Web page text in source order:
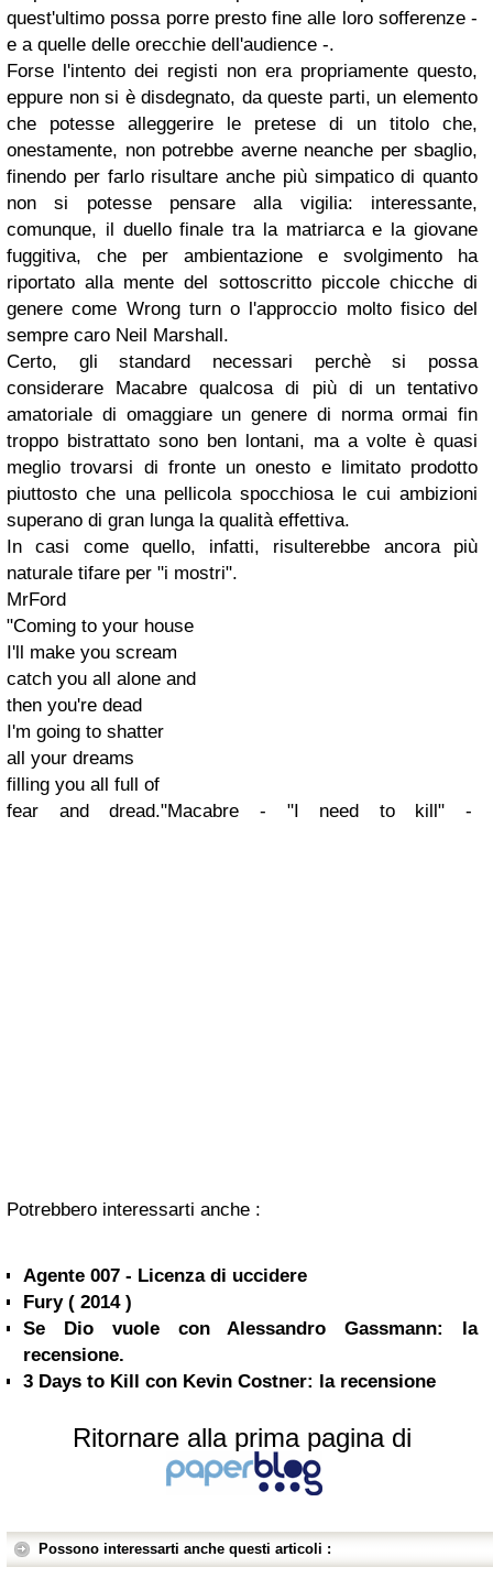
quest'ultimo possa porre presto fine alle loro sofferenze -
e a quelle delle orecchie dell'audience -.
Forse l'intento dei registi non era propriamente questo,
eppure non si è disdegnato, da queste parti, un elemento
che potesse alleggerire le pretese di un titolo che,
onestamente, non potrebbe averne neanche per sbaglio,
finendo per farlo risultare anche più simpatico di quanto
non si potesse pensare alla vigilia: interessante,
comunque, il duello finale tra la matriarca e la giovane
fuggitiva, che per ambientazione e svolgimento ha
riportato alla mente del sottoscritto piccole chicche di
genere come Wrong turn o l'approccio molto fisico del
sempre caro Neil Marshall.
Certo, gli standard necessari perchè si possa
considerare Macabre qualcosa di più di un tentativo
amatoriale di omaggiare un genere di norma ormai fin
troppo bistrattato sono ben lontani, ma a volte è quasi
meglio trovarsi di fronte un onesto e limitato prodotto
piuttosto che una pellicola spocchiosa le cui ambizioni
superano di gran lunga la qualità effettiva.
In casi come quello, infatti, risulterebbe ancora più
naturale tifare per "i mostri".
MrFord
"Coming to your house
I'll make you scream
catch you all alone and
then you're dead
I'm going to shatter
all your dreams
filling you all full of
fear and dread."Macabre - "I need to kill" -
Potrebbero interessarti anche :
Agente 007 - Licenza di uccidere
Fury ( 2014 )
Se Dio vuole con Alessandro Gassmann: la
recensione.
3 Days to Kill con Kevin Costner: la recensione
Ritornare alla prima pagina di
Possono interessarti anche questi articoli :